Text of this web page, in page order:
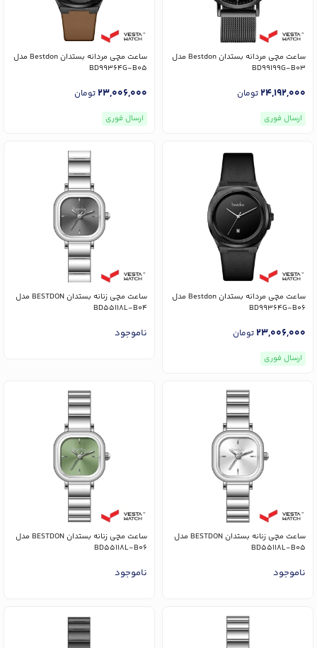
ساعت مچی مردانه بستدان Bestdon مدل
BD99199G-B03
24,192,000تومان
ارسال فوری
ساعت مچی مردانه بستدان Bestdon مدل
BD99364G-B05
23,006,000تومان
ارسال فوری
ساعت مچی مردانه بستدان Bestdon مدل
BD99364G-B06
23,006,000تومان
ارسال فوری
ساعت مچی زنانه بستدان BESTDON مدل
BD55118L-B04
ناموجود
ساعت مچی زنانه بستدان BESTDON مدل
BD55118L-B05
ناموجود
ساعت مچی زنانه بستدان BESTDON مدل
BD55118L-B06
ناموجود